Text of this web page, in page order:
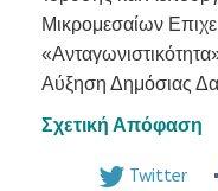
Μικρομεσαίων
Αύξηση Δημόσιας
Σχετική Απόφαση
Twitter